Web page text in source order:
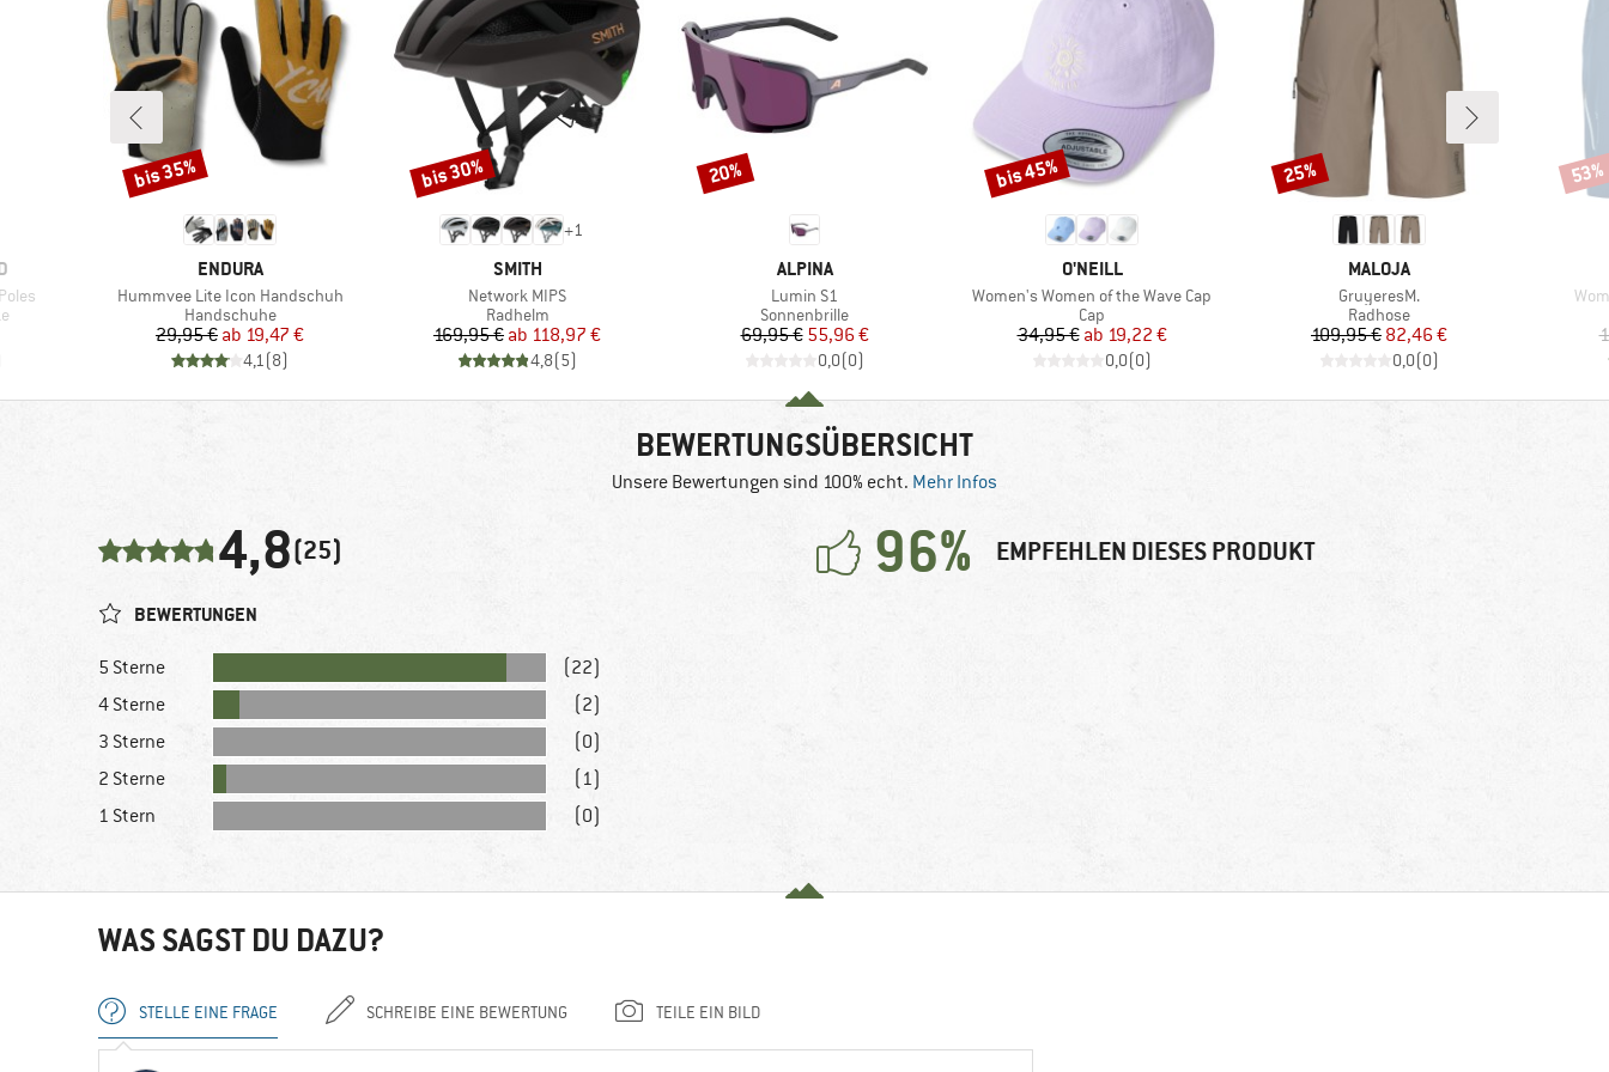
MARKE
ENDURA
Artikel
Hummvee Lite Icon Handschuh
Produktgruppe
Handschuhe
Preis
29,95 € reduzierter Preis
ab 19,47 €
4,1(8)
Rabatt
bis 35%
+1
MARKE
SMITH
Artikel
Network MIPS
Produktgruppe
Radhelm
Preis
169,95 € reduzierter Preis
ab 118,97 €
4,8(5)
Rabatt
bis 30%
MARKE
ALPINA
Artikel
Lumin S1
Produktgruppe
Sonnenbrille
Preis
69,95 €reduzierter Preis
55,96 €
0,0(0)
Rabatt
20%
MARKE
O'NEILL
Artikel
Women's Women of the Wave Cap
Produktgruppe
Cap
Preis
34,95 € reduzierter Preis
ab 19,22 €
0,0(0)
Rabatt
bis 45%
MARKE
MALOJA
Artikel
GruyeresM.
Produktgruppe
Radhose
Preis
109,95 €reduzierter Preis
82,46 €
0,0(0)
Rabatt
25% 53%
BEWERTUNGSÜBERSICHT
Unsere Bewertungen sind 100% echt. Mehr Infos
4,8(25) 96% EMPFEHLEN DIESES PRODUKT
BEWERTUNGEN
5 Sterne
(22)
4 Sterne
(2)
3 Sterne
(0)
2 Sterne
(1)
1 Stern
(0)
WAS SAGST DU DAZU?
STELLE EINE FRAGE SCHREIBE EINE BEWERTUNG TEILE EIN BILD